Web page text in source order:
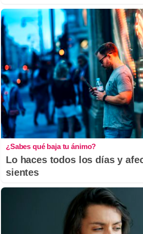
¿Sabes qué baja tu ánimo?
Lo haces todos los días y
sientes